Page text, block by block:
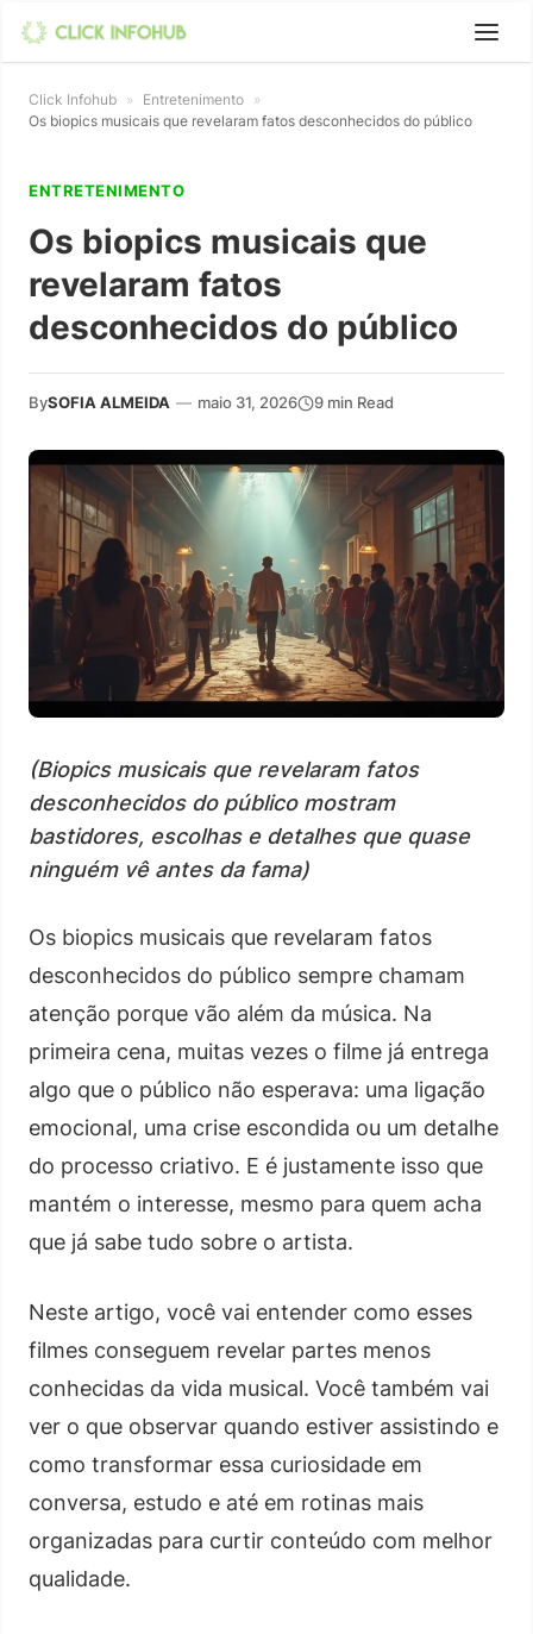
Click Infohub » Entretenimento »
Os biopics musicais que revelaram fatos desconhecidos do público
ENTRETENIMENTO
Os biopics musicais que
revelaram fatos
desconhecidos do público
BySOFIA ALMEIDA — maio 31, 2026 9 min Read
(Biopics musicais que revelaram fatos
desconhecidos do público mostram
bastidores, escolhas e detalhes que quase
ninguém vê antes da fama)
Os biopics musicais que revelaram fatos
desconhecidos do público sempre chamam
atenção porque vão além da música. Na
primeira cena, muitas vezes o filme já entrega
algo que o público não esperava: uma ligação
emocional, uma crise escondida ou um detalhe
do processo criativo. E é justamente isso que
mantém o interesse, mesmo para quem acha
que já sabe tudo sobre o artista.
Neste artigo, você vai entender como esses
filmes conseguem revelar partes menos
conhecidas da vida musical. Você também vai
ver o que observar quando estiver assistindo e
como transformar essa curiosidade em
conversa, estudo e até em rotinas mais
organizadas para curtir conteúdo com melhor
qualidade.